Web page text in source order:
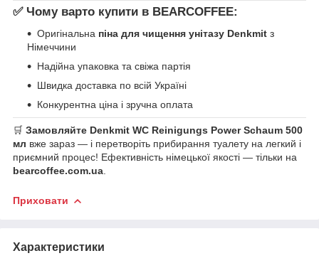
✅ Чому варто купити в BEARCOFFEE:
Оригінальна піна для чищення унітазу Denkmit з
Німеччини
Надійна упаковка та свіжа партія
Швидка доставка по всій Україні
Конкурентна ціна і зручна оплата
🛒 Замовляйте Denkmit WC Reinigungs Power Schaum 500
мл вже зараз — і перетворіть прибирання туалету на легкий і
приємний процес! Ефективність німецької якості — тільки на
bearcoffee.com.ua
Приховати
Характеристики